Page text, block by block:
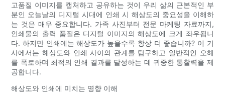
고품질 이미지를 캡처하고 공유하는 것이 우리 삶의 근본적인 부
분인 오늘날의 디지털 시대에 인쇄 시 해상도의 중요성을 이해하
는 것은 매우 중요합니다. 가족 사진부터 전문 마케팅 자료까지,
인쇄물의 출력 품질은 디지털 이미지의 해상도에 크게 좌우됩니
다. 하지만 인쇄에는 해상도가 높을수록 항상 더 좋습니까? 이 기
사에서는 해상도와 인쇄 사이의 관계를 탐구하고 일반적인 오해
를 폭로하며 최적의 인쇄 결과를 달성하는 데 귀중한 통찰력을 제
공합니다.
해상도와 인쇄에 미치는 영향 이해